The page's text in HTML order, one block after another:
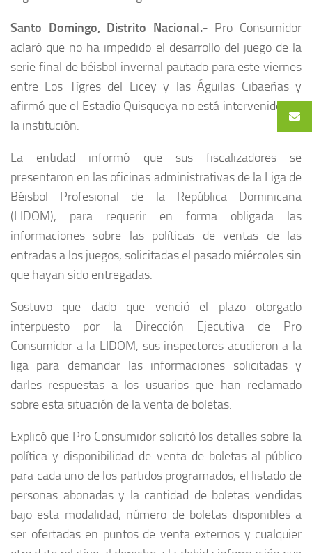
Santo Domingo, Distrito Nacional.- Pro Consumidor
aclaró que no ha impedido el desarrollo del juego de la
serie final de béisbol invernal pautado para este viernes
entre Los Tígres del Licey y las Águilas Cibaeñas y
afirmó que el Estadio Quisqueya no está intervenido por
la institución.
La entidad informó que sus fiscalizadores se
presentaron en las oficinas administrativas de la Liga de
Béisbol Profesional de la República Dominicana
(LIDOM), para requerir en forma obligada las
informaciones sobre las políticas de ventas de las
entradas a los juegos, solicitadas el pasado miércoles sin
que hayan sido entregadas.
Sostuvo que dado que venció el plazo otorgado
interpuesto por la Dirección Ejecutiva de Pro
Consumidor a la LIDOM, sus inspectores acudieron a la
liga para demandar las informaciones solicitadas y
darles respuestas a los usuarios que han reclamado
sobre esta situación de la venta de boletas.
Explicó que Pro Consumidor solicitó los detalles sobre la
política y disponibilidad de venta de boletas al público
para cada uno de los partidos programados, el listado de
personas abonadas y la cantidad de boletas vendidas
bajo esta modalidad, número de boletas disponibles a
ser ofertadas en puntos de venta externos y cualquier